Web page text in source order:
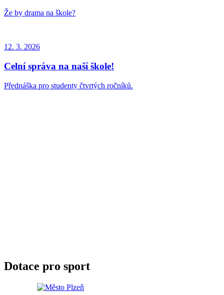
Že by drama na škole?
12. 3. 2026
Celní správa na naší škole!
Přednáška pro studenty čtvrtých ročníků.
Dotace pro sport